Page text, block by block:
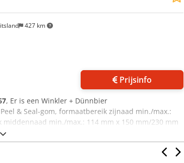
427 km
Prijsinfo
, Er is een Winkler + Dünnbier
& Seal-gom, formaatbereik zijnaad min./max.:
min./max.: 114 mm x 150 mm/230 mm
250 enveloppen/min. Inclusief
Een bezoek ter plaatse is mogelijk. Crjdevva